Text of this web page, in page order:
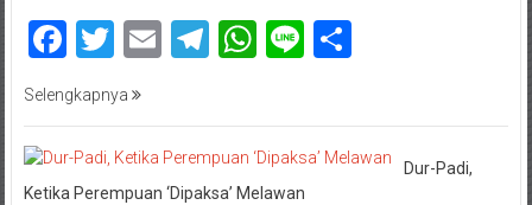
Facebook
Twitter
EmailTelegram
WhatsApp
Line
Selengkapnya
Dur-Padi,
Ketika Perempuan ‘Dipaksa’ Melawan